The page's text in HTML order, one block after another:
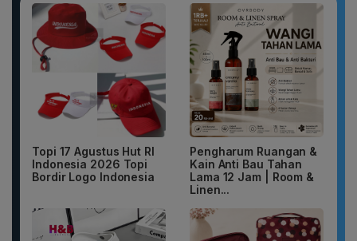
Topi 17 Agustus Hut RI
Indonesia 2026 Topi
Bordir Logo Indonesia
Pengharum Ruangan &
Kain Anti Bau Tahan
Lama 12 Jam | Room &
Linen...